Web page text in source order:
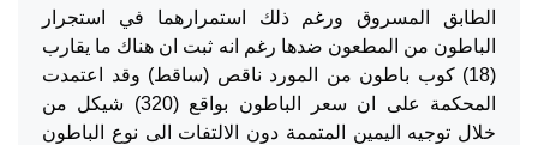
الطابق المسروق ورغم ذلك استمرارهما في استجرار
الباطون من المطعون ضدها رغم انه ثبت ان هناك ما يقارب
(18) كوب باطون من المورد ناقص (ساقط) وقد اعتمدت
المحكمة على ان سعر الباطون بواقع (320) شيكل من
خلال توجيه اليمين المتممة دون الالتفات الى نوع الباطون